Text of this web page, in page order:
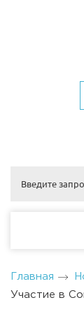
Главная
Участие в